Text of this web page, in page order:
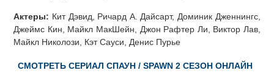
Актеры: Кит Дэвид, Ричард А. Дайсарт, Доминик Дженнингс,
Джеймс Кин, Майкл МакШейн, Джон Рафтер Ли, Виктор Лав,
Майкл Николози, Кэт Сауси, Денис Пурье
СМОТРЕТЬ СЕРИАЛ СПАУН / SPAWN 2 СЕЗОН ОНЛАЙН